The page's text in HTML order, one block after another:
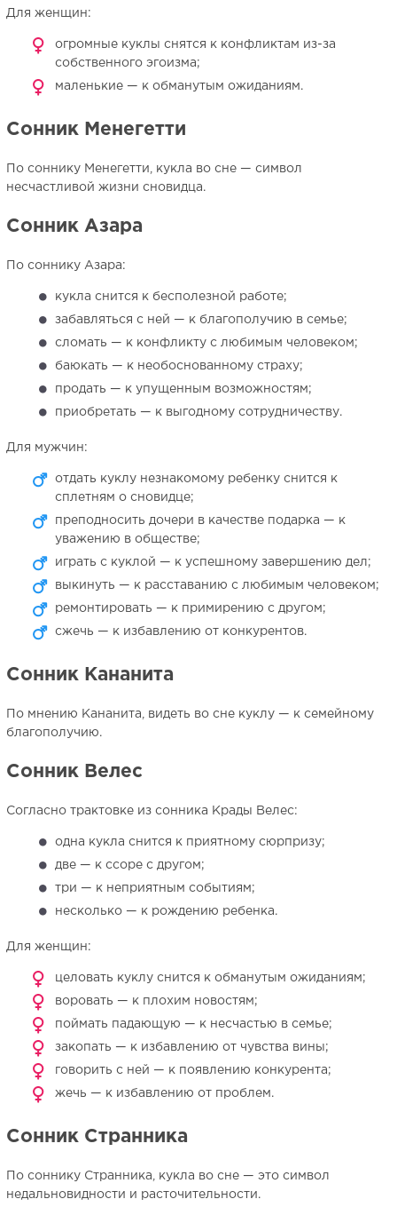
Для женщин:
огромные куклы снятся к конфликтам из-за
собственного эгоизма;
маленькие — к обманутым ожиданиям.
Сонник Менегетти
По соннику Менегетти, кукла во сне — символ
несчастливой жизни сновидца.
Сонник Азара
По соннику Азара:
кукла снится к бесполезной работе;
забавляться с ней — к благополучию в семье;
сломать — к конфликту с любимым человеком;
баюкать — к необоснованному страху;
продать — к упущенным возможностям;
приобретать — к выгодному сотрудничеству.
Для мужчин:
отдать куклу незнакомому ребенку снится к
сплетням о сновидце;
преподносить дочери в качестве подарка — к
уважению в обществе;
играть с куклой — к успешному завершению дел;
выкинуть — к расставанию с любимым человеком;
ремонтировать — к примирению с другом;
сжечь — к избавлению от конкурентов.
Сонник Кананита
По мнению Кананита, видеть во сне куклу — к семейному
благополучию.
Сонник Велес
Согласно трактовке из сонника Крады Велес:
одна кукла снится к приятному сюрпризу;
две — к ссоре с другом;
три — к неприятным событиям;
несколько — к рождению ребенка.
Для женщин:
целовать куклу снится к обманутым ожиданиям;
воровать — к плохим новостям;
поймать падающую — к несчастью в семье;
закопать — к избавлению от чувства вины;
говорить с ней — к появлению конкурента;
жечь — к избавлению от проблем.
Сонник Странника
По соннику Странника, кукла во сне — это символ
недальновидности и расточительности.